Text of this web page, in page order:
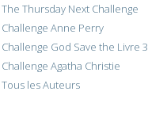
The Thursday Next Challenge
Challenge Anne Perry
Challenge God Save the Livre 3
Challenge Agatha Christie
Tous les Auteurs